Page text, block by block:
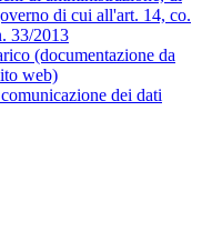
di cui all'art. 14, co.
33/2013
(documentazione da
web)
dei dati